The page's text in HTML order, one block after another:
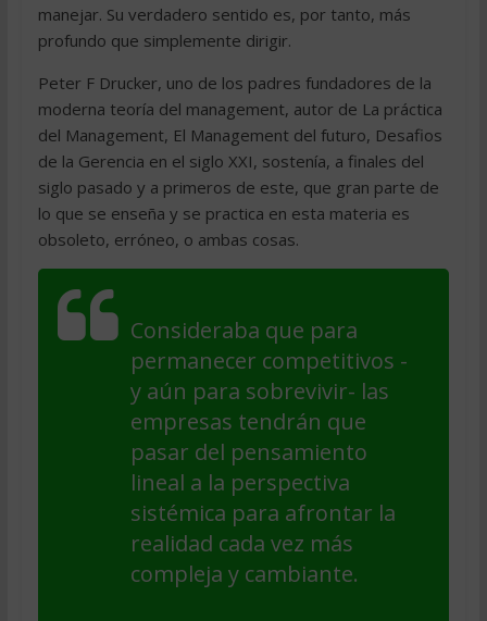
manejar. Su verdadero sentido es, por tanto, más
profundo que simplemente dirigir.
Peter F Drucker, uno de los padres fundadores de la
moderna teoría del management, autor de La práctica
del Management, El Management del futuro, Desafios
de la Gerencia en el siglo XXI, sostenía, a finales del
siglo pasado y a primeros de este, que gran parte de
lo que se enseña y se practica en esta materia es
obsoleto, erróneo, o ambas cosas.
Consideraba que para
permanecer competitivos -
y aún para sobrevivir- las
empresas tendrán que
pasar del pensamiento
lineal a la perspectiva
sistémica para afrontar la
realidad cada vez más
compleja y cambiante.